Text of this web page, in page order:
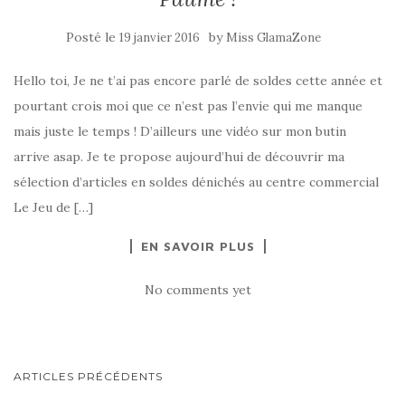
Posté le 19 janvier 2016 by Miss GlamaZone
Hello toi, Je ne t’ai pas encore parlé de soldes cette année et
pourtant crois moi que ce n’est pas l’envie qui me manque
mais juste le temps ! D’ailleurs une vidéo sur mon butin
arrive asap. Je te propose aujourd’hui de découvrir ma
sélection d’articles en soldes dénichés au centre commercial
Le Jeu de […]
EN SAVOIR PLUS
No comments yet
NAVIGATION
ARTICLES PRÉCÉDENTS